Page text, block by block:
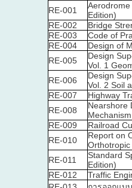
RE-001
Edition)
RE-002
Bridge
RE-003
Code of
RE-004
Design of
RE-005
Design
Vol. 1
RE-006
Design
Vol. 2 Soil
RE-007
Highway
RE-008
Nearshore
Mechanism
RE-009
Railroad
RE-010
Report on
RE-011
Standard
Edition)
RE-012
Traffic